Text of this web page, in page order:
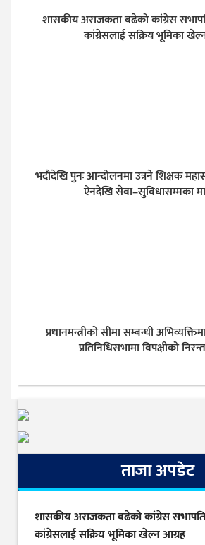
शासकीय अराजकता बढेको कांग्रेस
कांग्रेसलाई सक्रिय भूमिका
भदौदेखि पुनः आन्दोलनमा उत्रने शिक्षक
ऐनदेखि सेवा–सुविधासम्मका
प्रधानमन्त्रीको सीमा सम्बन्धी
प्रतिनिधिसभामा विपक्षीको
ताजा अपडेट
शासकीय अराजकता बढेको कांग्रेस
कांग्रेसलाई सक्रिय भूमिका खेल्न आग्रह